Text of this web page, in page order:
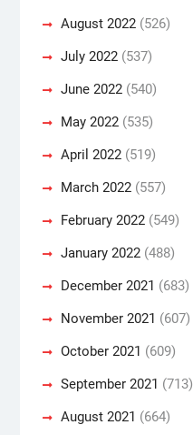
August 2022(526)
July 2022(537)
June 2022(540)
May 2022(535)
April 2022(519)
March 2022(557)
February 2022(549)
January 2022(488)
December 2021 (683)
November 2021 (607)
October 2021 (609)
September 2021 (713)
August 2021 (664)